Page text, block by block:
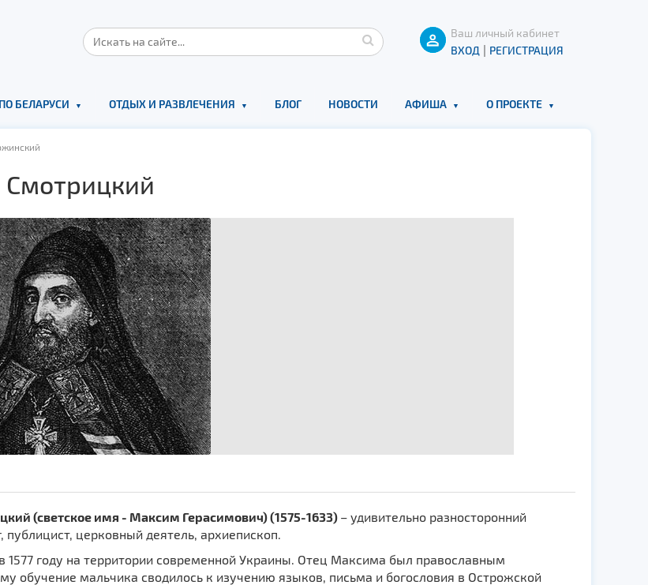
Ваш личный кабинет
ВХОД | РЕГИСТРАЦИЯ
БЕЛАРУСИ ОТДЫХ И РАЗВЛЕЧЕНИЯ БЛОГ НОВОСТИ АФИША О ПРОЕКТЕ
(светское имя - Максим Герасимович) (1575-1633) – удивительно разносторонний
публицист, церковный деятель, архиепископ.
1577 году на территории современной Украины. Отец Максима был православным
обучение мальчика сводилось к изучению языков, письма и богословия в Острожской